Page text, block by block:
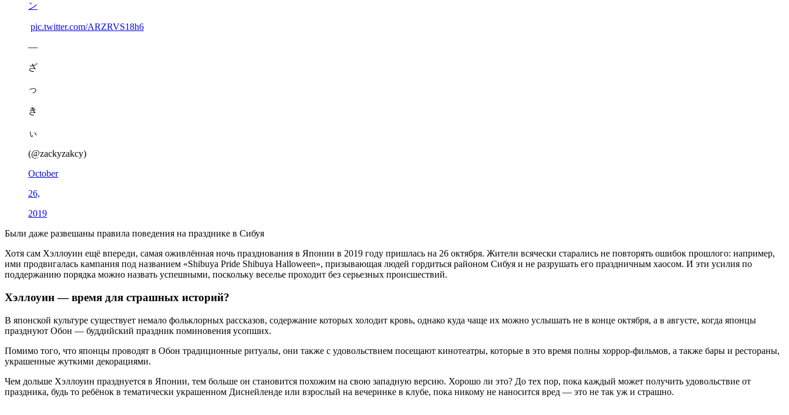
ン
pic.twitter.com/ARZRVS18h6
—
ざ
っ
き
ぃ
(@zackyzakcy)
October
26,
2019
Были даже развешаны правила поведения на празднике в Сибуя
Хотя сам Хэллоуин ещё впереди, самая оживлённая ночь празднования в Японии в 2019 году пришлась на 26 октября. Жители всячески старались не повторять ошибок прошлого: например,
ими продвигалась кампания под названием «Shibuya Pride Shibuya Halloween», призывающая людей гордиться районом Сибуя и не разрушать его праздничным хаосом. И эти усилия по
поддержанию порядка можно назвать успешными, поскольку веселье проходит без серьезных происшествий.
Хэллоуин — время для страшных историй?
В японской культуре существует немало фольклорных рассказов, содержание которых холодит кровь, однако куда чаще их можно услышать не в конце октября, а в августе, когда японцы
празднуют Обон — буддийский праздник поминовения усопших.
Помимо того, что японцы проводят в Обон традиционные ритуалы, они также с удовольствием посещают кинотеатры, которые в это время полны хоррор-фильмов, а также бары и рестораны,
украшенные жуткими декорациями.
Чем дольше Хэллоуин празднуется в Японии, тем больше он становится похожим на свою западную версию. Хорошо ли это? До тех пор, пока каждый может получить удовольствие от
праздника, будь то ребёнок в тематически украшенном Диснейленде или взрослый на вечеринке в клубе, пока никому не наносится вред — это не так уж и страшно.